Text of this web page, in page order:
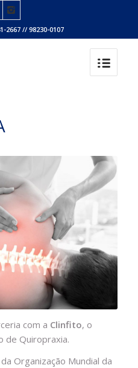
2667 // 98230-0107
com a Clinfito, o
de Quiropraxia.
Organização Mundial da